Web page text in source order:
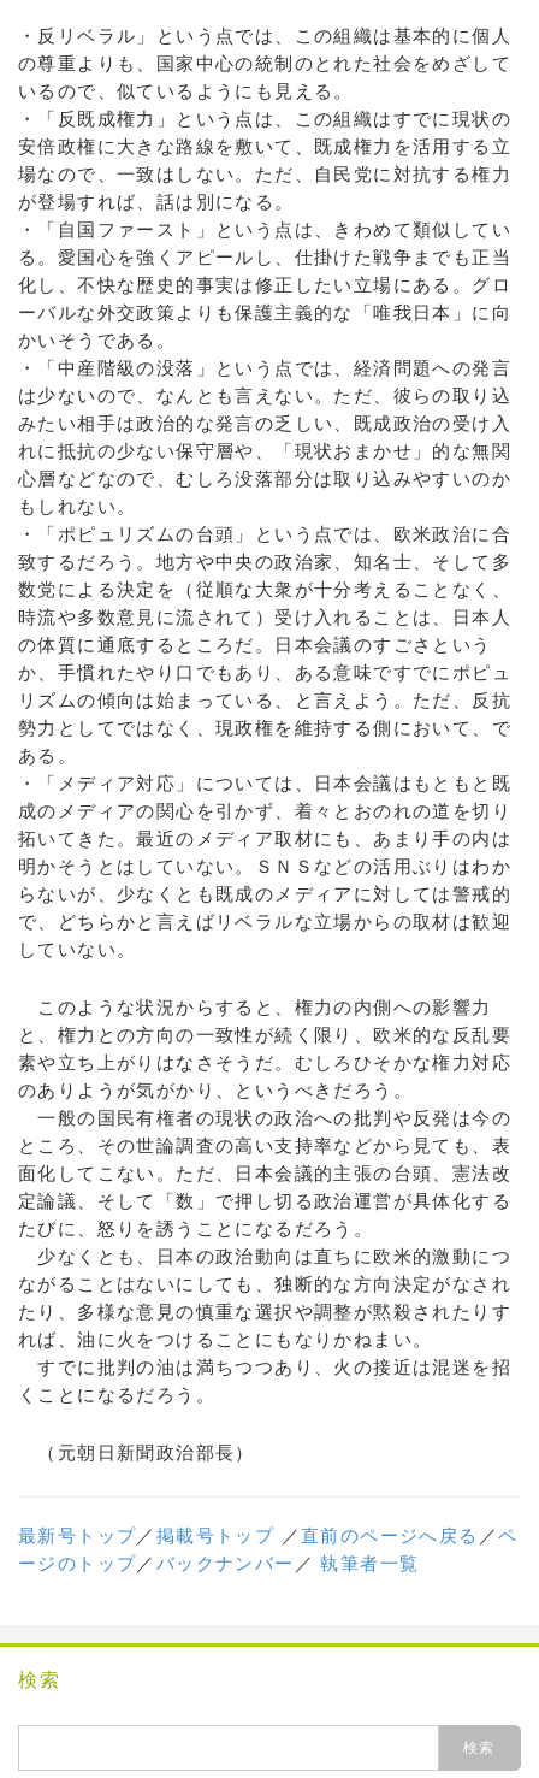
・反リベラル」という点では、この組織は基本的に個人
の尊重よりも、国家中心の統制のとれた社会をめざして
いるので、似ているようにも見える。
・「反既成権力」という点は、この組織はすでに現状の
安倍政権に大きな路線を敷いて、既成権力を活用する立
場なので、一致はしない。ただ、自民党に対抗する権力
が登場すれば、話は別になる。
・「自国ファースト」という点は、きわめて類似してい
る。愛国心を強くアピールし、仕掛けた戦争までも正当
化し、不快な歴史的事実は修正したい立場にある。グロ
ーバルな外交政策よりも保護主義的な「唯我日本」に向
かいそうである。
・「中産階級の没落」という点では、経済問題への発言
は少ないので、なんとも言えない。ただ、彼らの取り込
みたい相手は政治的な発言の乏しい、既成政治の受け入
れに抵抗の少ない保守層や、「現状おまかせ」的な無関
心層などなので、むしろ没落部分は取り込みやすいのか
もしれない。
・「ポピュリズムの台頭」という点では、欧米政治に合
致するだろう。地方や中央の政治家、知名士、そして多
数党による決定を（従順な大衆が十分考えることなく、
時流や多数意見に流されて）受け入れることは、日本人
の体質に通底するところだ。日本会議のすごさという
か、手慣れたやり口でもあり、ある意味ですでにポピュ
リズムの傾向は始まっている、と言えよう。ただ、反抗
勢力としてではなく、現政権を維持する側において、で
ある。
・「メディア対応」については、日本会議はもともと既
成のメディアの関心を引かず、着々とおのれの道を切り
拓いてきた。最近のメディア取材にも、あまり手の内は
明かそうとはしていない。ＳＮＳなどの活用ぶりはわか
らないが、少なくとも既成のメディアに対しては警戒的
で、どちらかと言えばリベラルな立場からの取材は歓迎
していない。
このような状況からすると、権力の内側への影響力
と、権力との方向の一致性が続く限り、欧米的な反乱要
素や立ち上がりはなさそうだ。むしろひそかな権力対応
のありようが気がかり、というべきだろう。
一般の国民有権者の現状の政治への批判や反発は今の
ところ、その世論調査の高い支持率などから見ても、表
面化してこない。ただ、日本会議的主張の台頭、憲法改
定論議、そして「数」で押し切る政治運営が具体化する
たびに、怒りを誘うことになるだろう。
少なくとも、日本の政治動向は直ちに欧米的激動につ
ながることはないにしても、独断的な方向決定がなされ
たり、多様な意見の慎重な選択や調整が黙殺されたりす
れば、油に火をつけることにもなりかねまい。
すでに批判の油は満ちつつあり、火の接近は混迷を招
くことになるだろう。
（元朝日新聞政治部長）
最新号トップ／ 掲載号トップ ／直前のページへ戻る ／ペ
ージのトップ／ バックナンバー ／執筆者一覧
検索